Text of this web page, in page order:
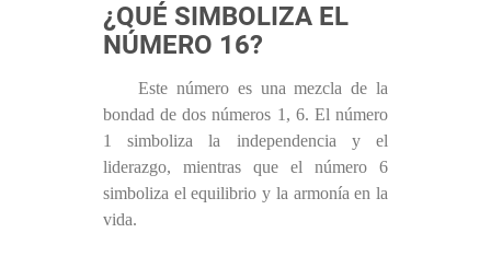
¿QUÉ SIMBOLIZA EL
NÚMERO 16?
Este número es una mezcla de la
bondad de dos números 1, 6. El número
1 simboliza la independencia y el
liderazgo, mientras que el número 6
simboliza el equilibrio y la armonía en la
vida.